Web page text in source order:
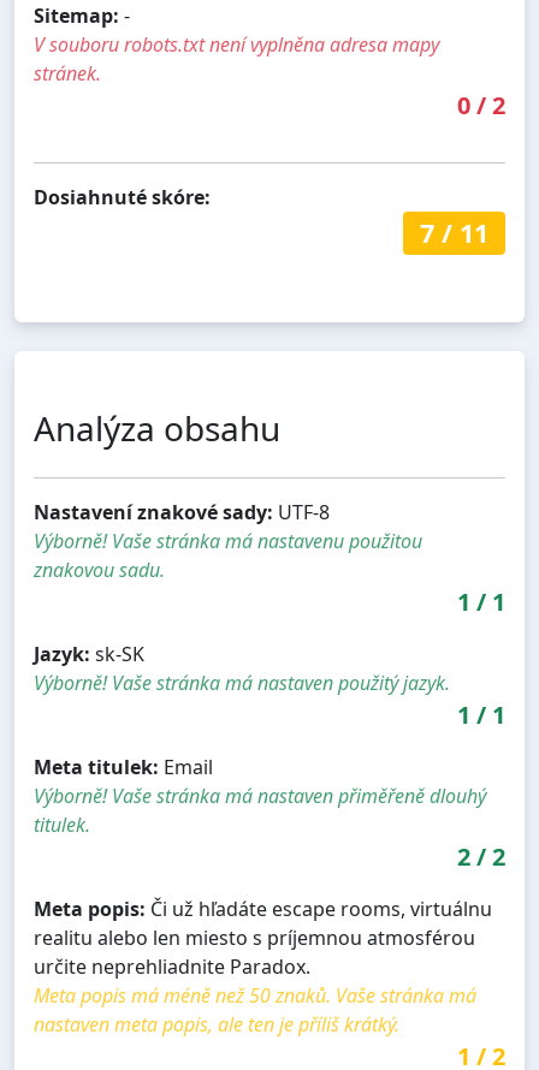
Sitemap: -
V souboru robots.txt není vyplněna adresa mapy
stránek.
0/2
Dosiahnuté skóre:
7/ 11
Analýza obsahu
Nastavení znakové sady: UTF-8
Výborně! Vaše stránka má nastavenu použitou
znakovou sadu.
1 / 1
Jazyk: sk-SK
Výborně! Vaše stránka má nastaven použitý jazyk.
1 / 1
Meta titulek: Email
Výborně! Vaše stránka má nastaven přiměřeně dlouhý
titulek.
2/2
Meta popis: Či už hľadáte escape rooms, virtuálnu
realitu alebo len miesto s príjemnou atmosférou
určite neprehliadnite Paradox.
Meta popis má méně než 50 znaků. Vaše stránka má
nastaven meta popis, ale ten je příliš krátký.
1 /2